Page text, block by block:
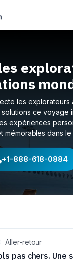
les explorateurs
de voyage
expériences
mémorables dans le
+1-888-618-0884
Aller-retour
pas chers. Une